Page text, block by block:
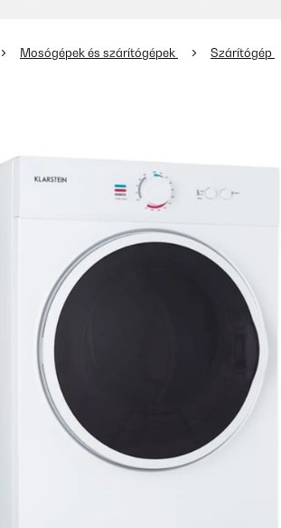
Mosógépek és szárítógépek Szárítógép